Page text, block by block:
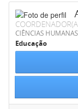
CIÊNCIAS HUMANAS
Educação